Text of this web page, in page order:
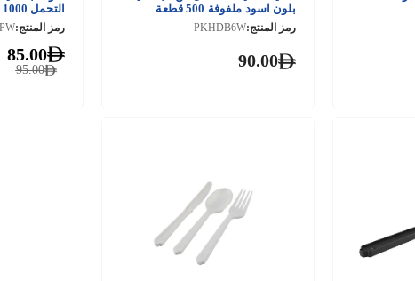
بلون اسود ملفوفة 500 قطعة
رمز المنتج:PKHDB6W
90.00
التحمل 1000 قطعة
رمز المنتج:
95.00
85.00